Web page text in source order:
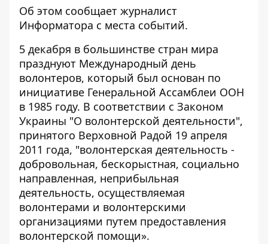
Об этом сообщает журналист
Информатора с места событий.
5 декабря в большинстве стран мира
празднуют Международный день
волонтеров, который был основан по
инициативе Генеральной Ассамблеи ООН
в 1985 году. В соответствии с Законом
Украины "О волонтерской деятельности",
принятого Верховной Радой 19 апреля
2011 года, "волонтерская деятельность -
добровольная, бескорыстная, социально
направленная, неприбыльная
деятельность, осуществляемая
волонтерами и волонтерскими
организациями путем предоставления
волонтерской помощи».